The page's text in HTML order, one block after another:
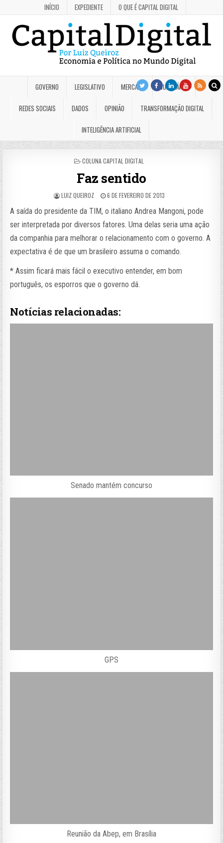
INÍCIO EXPEDIENTE O QUE É CAPITAL DIGITAL
GOVERNO LEGISLATIVO MERCADO JUDICIÁRIO
REDES SOCIAIS DADOS OPINIÃO TRANSFORMAÇÃO DIGITAL
INTELIGÊNCIA ARTIFICIAL
POSTED
COLUNA CAPITAL DIGITAL
Faz sentido
LUIZ QUEIROZ 6 DE FEVEREIRO DE 2013
A saída do presidente da TIM, o italiano Andrea Mangoni, pode
ser interpretada por diversos fatores. Uma delas seria uma ação
da companhia para melhorar o relacionamento com o governo. A
expectativa é de que um brasileiro assuma o comando.
* Assim ficará mais fácil o executivo entender, em bom
português, os esporros que o governo dá.
Notícias relacionadas:
Senado mantém concurso
GPS
Reunião da Abep, em Brasília